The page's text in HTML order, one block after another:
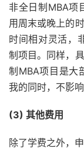
非全日制MBA项
用周末或晚上的
时间相对灵活，
制项目。同样，
制MBA项目是大
我的同时，不影
(3) 其他费用
除了学费之外，